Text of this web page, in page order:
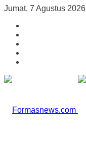
Jumat, 7 Agustus 2026